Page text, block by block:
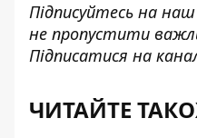
Підписуйтесь на наш
не пропустити
Підписатися на
ЧИТАЙТЕ